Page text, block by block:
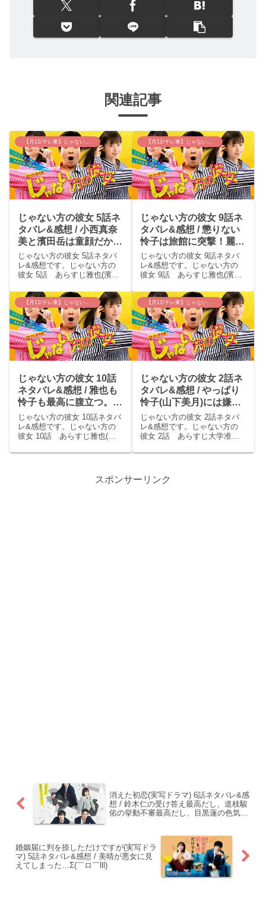
関連記事
じゃない方の彼女 5話ネ
タバレ&感想 / 小西真奈
美と濱田岳は童顔だから
大学生役OKでした(≧∇≦)
じゃない方の彼女 5話ネタバ
レ&感想です。じゃない方の
彼女 5話 あらすじ雅也(濱田
いて夜遅くまで怜子(山下美月)
の看病をした。怜子の熱は無
事に下がり雅也はわざと焼肉
のにおいをつけて家に帰る。
麗は「せっかくご飯...
【月11/テレ東】じゃない方の彼女
じゃない方の彼女 9話ネ
タバレ&感想 / 懲りない
怜子は旅館に突撃！麗も
さすがに気づいてきてる
でしょ。
じゃない方の彼女 9話ネタバ
レ&感想です。じゃない方の
彼女 9話 あらすじ雅也(濱田
週末テスト作成しようと強引
に誘われる。そして旅館では
怜子(山下美月)との関係を指摘
され、バーベキューに参加し
たほとんどの人が気...
じゃない方の彼女 10話
ネタバレ&感想 / 雅也も
怜子も最高に腹立つ。イ
ライラコメディ。
じゃない方の彼女 10話ネタバ
レ&感想です。じゃない方の
彼女 10話 あらすじ雅也(濱
の不倫を続けデレデレしてい
奈美)は雅也が出かけるときに
「不倫やめる気あるの？」と
【月11/テレ東】じゃない方の彼女
じゃない方の彼女 2話ネ
タバレ&感想 / やっぱり
怜子(山下美月)には嫌悪
感。。
じゃない方の彼女 2話ネタバ
レ&感想です。じゃない方の
彼女 2話 あらすじ大学准教
怜子(山下美月)の不意打ち頬キ
る。そんな雅也に怜子は「こ
の間のお礼です。」とクッキ
スポンサーリンク
消えた初恋(実写ドラマ) 6話ネタバレ&感
想 / 鈴木仁の受け答え最高だし、道枝駿
佑の挙動不審最高だし、目黒蓮の色気最
婚姻届に判を捺しただけですが(実写ドラ
マ) 5話ネタバレ&感想 / 美晴が悪女に見
えてしまった…Σ(￣ロ￣lll)